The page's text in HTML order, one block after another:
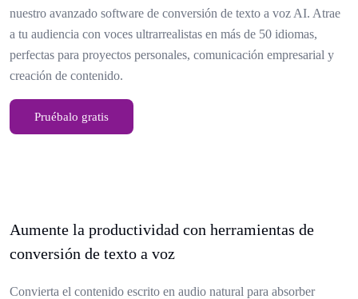
nuestro avanzado software de conversión de texto a voz AI. Atrae
a tu audiencia con voces ultrarrealistas en más de 50 idiomas,
perfectas para proyectos personales, comunicación empresarial y
creación de contenido.
Pruébalo gratis
Aumente la productividad con herramientas de
conversión de texto a voz
Convierta el contenido escrito en audio natural para absorber